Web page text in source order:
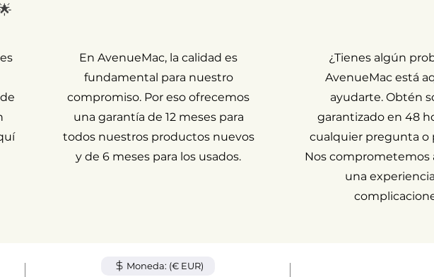
En AvenueMac, la calidad es
fundamental para nuestro
compromiso. Por eso ofrecemos
una garantía de 12 meses para
todos nuestros productos nuevos
y de 6 meses para los usados.
¿Tienes algún
AvenueMac está
ayudarte. Obtén
garantizado en 48
cualquier pregunta o
Nos comprometemos
una
Moneda: (€ EUR)